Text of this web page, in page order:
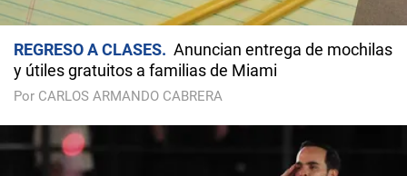
REGRESO A CLASES
Anuncian entrega de mochilas
y útiles gratuitos a familias de Miami
Por CARLOS ARMANDO CABRERA